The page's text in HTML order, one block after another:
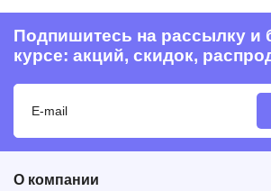
Подпишитесь на рассылку и
курсе: акций, скидок,
О компании